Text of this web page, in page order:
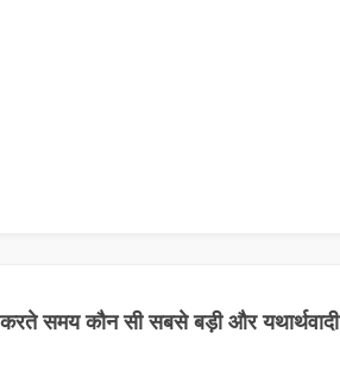
करते समय कौन सी सबसे बड़ी और यथार्थवादी